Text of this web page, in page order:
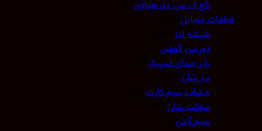
تاچ ال سی دی هواوی(4)
قطعات موبایل(573)
شیشه لنز(259)
دوربین گوشی(11)
بازر صدای اسپیکر(7)
برد شارژ(150)
خشاب سیم کارت(16)
سوکت شارژ(8)
سیم آنتن(3)